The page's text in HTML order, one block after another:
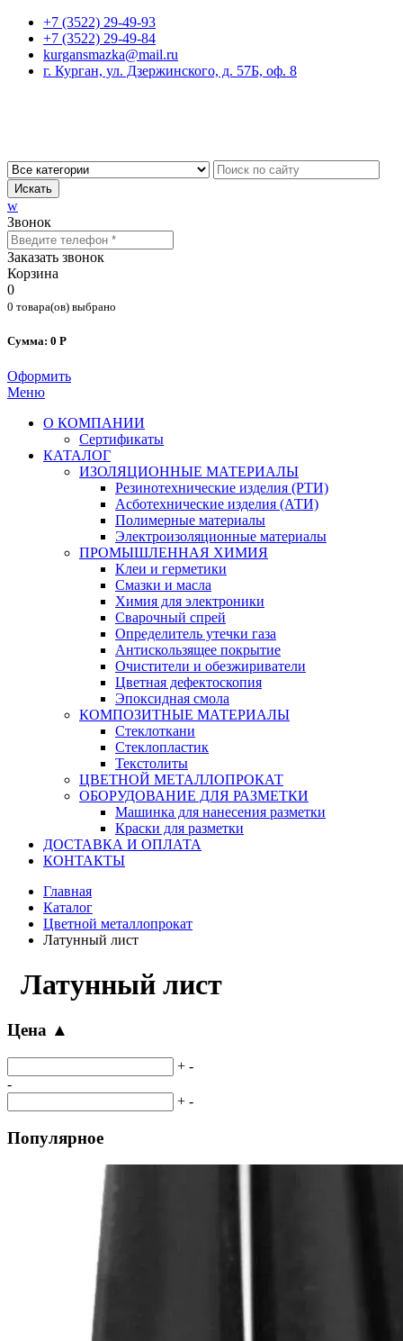
+7 (3522) 29-49-93
+7 (3522) 29-49-84
kurgansmazka@mail.ru
г. Курган, ул. Дзержинского, д. 57Б, оф. 8
Искать
w
Звонок
Заказать звонок
Корзина
0
0 товара(ов) выбрано
Сумма: 0 Р
Оформить
Меню
О КОМПАНИИ
Сертификаты
КАТАЛОГ
ИЗОЛЯЦИОННЫЕ МАТЕРИАЛЫ
Резинотехнические изделия (РТИ)
Асботехнические изделия (АТИ)
Полимерные материалы
Электроизоляционные материалы
ПРОМЫШЛЕННАЯ ХИМИЯ
Клеи и герметики
Смазки и масла
Химия для электроники
Сварочный спрей
Определитель утечки газа
Антискользящее покрытие
Очистители и обезжириватели
Цветная дефектоскопия
Эпоксидная смола
КОМПОЗИТНЫЕ МАТЕРИАЛЫ
Стеклоткани
Стеклопластик
Текстолиты
ЦВЕТНОЙ МЕТАЛЛОПРОКАТ
ОБОРУДОВАНИЕ ДЛЯ РАЗМЕТКИ
Машинка для нанесения разметки
Краски для разметки
ДОСТАВКА И ОПЛАТА
КОНТАКТЫ
Главная
Каталог
Цветной металлопрокат
Латунный лист
Латунный лист
Цена ▲
+ -
-
+ -
Популярное